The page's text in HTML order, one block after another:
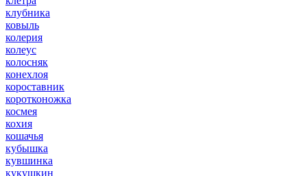
клубника
ковыль
колерия
колеус
колосняк
конехлоя
короставник
коротконожка
космея
кохия
кошачья
кубышка
кувшинка
кукушкин